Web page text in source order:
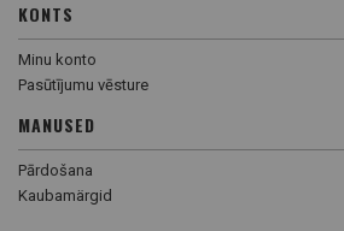
KONTS
Minu konto
Pasūtījumu vēsture
MANUSED
Pārdošana
Kaubamärgid